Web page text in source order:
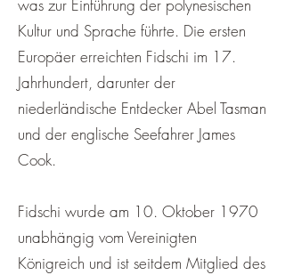
was zur Einführung der polynesischen
Kultur und Sprache führte. Die ersten
Europäer erreichten Fidschi im 17.
Jahrhundert, darunter der
niederländische Entdecker Abel Tasman
und der englische Seefahrer James
Cook.
Fidschi wurde am 10. Oktober 1970
unabhängig vom Vereinigten
Königreich und ist seitdem Mitglied des